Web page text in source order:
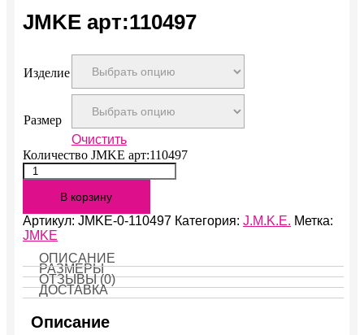
JMKE арт:110497
Изделие
Размер
Очистить
Количество JMKE арт:110497
В корзину
Артикул: JMKE-0-110497 Категория: J.M.K.E. Метка:
JMKE
ОПИСАНИЕ
РАЗМЕРЫ
ОТЗЫВЫ (0)
ДОСТАВКА
Описание